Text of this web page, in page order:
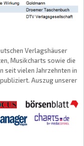
Verlagshäuser
Musikcharts sowie die
seit vielen Jahrzehnten in
Auszug unserer